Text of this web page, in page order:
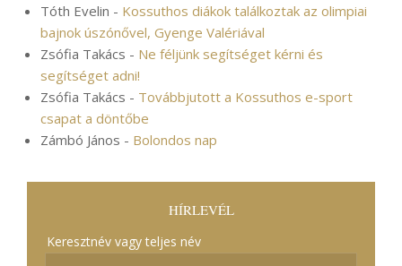
Tóth Evelin - Kossuthos diákok találkoztak az olimpiai
bajnok úszónővel, Gyenge Valériával
Zsófia Takács - Ne féljünk segítséget kérni és
segítséget adni!
Zsófia Takács - Továbbjutott a Kossuthos e-sport
csapat a döntőbe
Zámbó János - Bolondos nap
HÍRLEVÉL
Keresztnév vagy teljes név